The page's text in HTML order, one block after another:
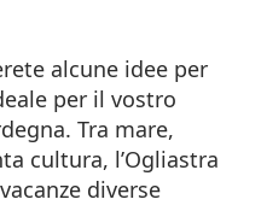
alcune idee per
per il vostro
Tra mare,
cultura, l’Ogliastra
diverse